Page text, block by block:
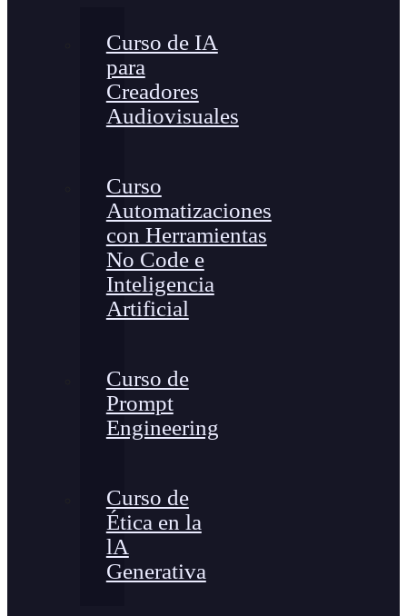
Curso de IA
para
Creadores
Audiovisuales
Curso
Automatizaciones
con Herramientas
No Code e
Inteligencia
Artificial
Curso de
Prompt
Engineering
Curso de
Ética en la
lA
Generativa